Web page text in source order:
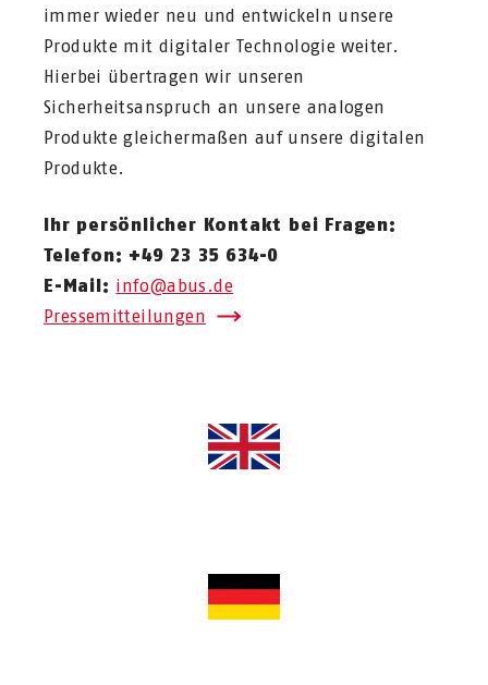
immer wieder neu und entwickeln unsere
Produkte mit digitaler Technologie weiter.
Hierbei übertragen wir unseren
Sicherheitsanspruch an unsere analogen
Produkte gleichermaßen auf unsere digitalen
Produkte.
Ihr persönlicher Kontakt bei Fragen:
Telefon: +49 23 35 634-0
E-Mail: info@abus.de
Pressemitteilungen